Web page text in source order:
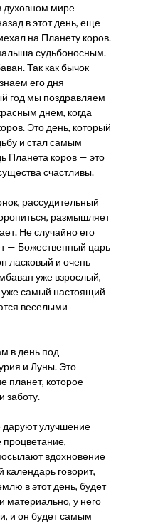
духовном мире
в этот день, еще
на Планету коров.
судьбоносным.
Так как бычок
его дня
год мы поздравляем
днем, когда
Это день, который
и стал самым
Планета коров — это
счастливы.
рассудительный
размышляет
Не случайно его
— Божественный царь
ласковый и очень
уже взрослый,
уже самый настоящий
веселыми
в день под
и Луны. Это
планет, которое
заботу.
даруют улучшение
вдохновение
календарь говорит,
в этот день, будет
материально, у него
и он будет самым